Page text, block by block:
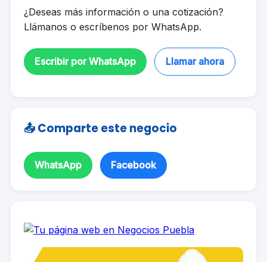
¿Deseas más información o una cotización?
Llámanos o escríbenos por WhatsApp.
Escribir por WhatsApp Llamar ahora
📤 Comparte este negocio
WhatsApp Facebook